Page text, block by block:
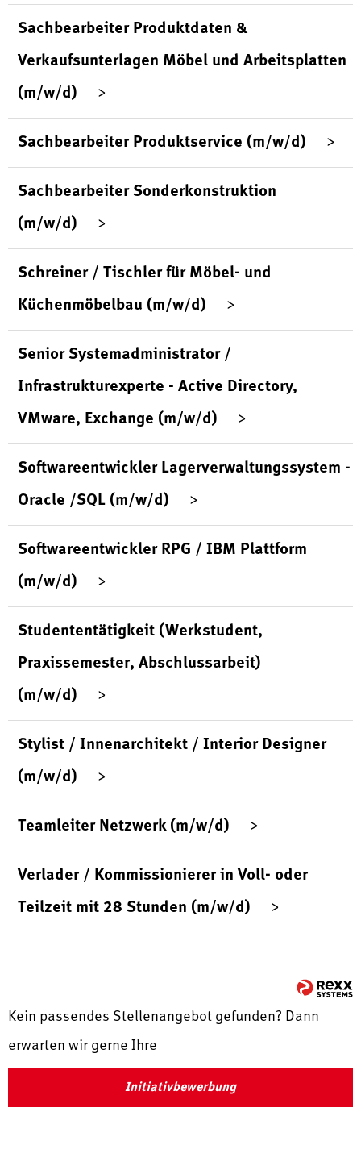
Sachbearbeiter Produktdaten &
Verkaufsunterlagen Möbel und Arbeitsplatten
(m/w/d)
Sachbearbeiter Produktservice (m/w/d)
Sachbearbeiter Sonderkonstruktion
(m/w/d)
Schreiner / Tischler für Möbel- und
Küchenmöbelbau (m/w/d)
Senior Systemadministrator /
Infrastrukturexperte - Active Directory,
VMware, Exchange (m/w/d)
Softwareentwickler Lagerverwaltungssystem -
Oracle /SQL (m/w/d)
Softwareentwickler RPG / IBM Plattform
(m/w/d)
Studententätigkeit (Werkstudent,
Praxissemester, Abschlussarbeit)
(m/w/d)
Stylist / Innenarchitekt / Interior Designer
(m/w/d)
Teamleiter Netzwerk (m/w/d)
Verlader / Kommissionierer in Voll- oder
Teilzeit mit 28 Stunden (m/w/d)
Kein passendes Stellenangebot gefunden? Dann
erwarten wir gerne Ihre
Initiativbewerbung